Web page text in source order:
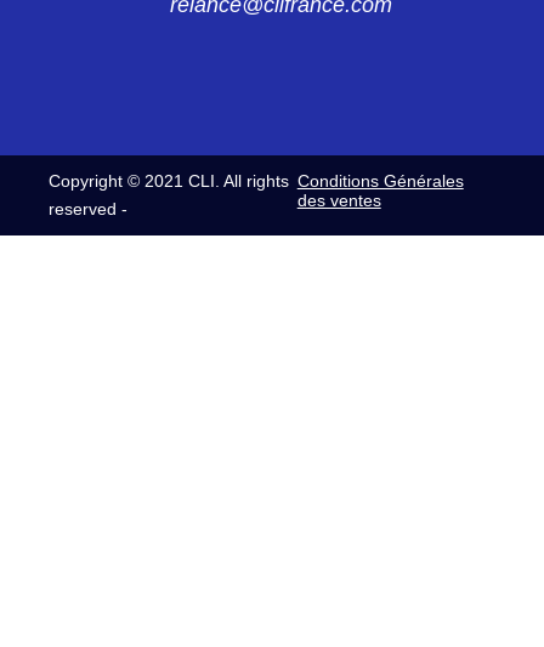
Copyright © 2021 CLI. All rights
reserved -
Conditions Générales
des ventes